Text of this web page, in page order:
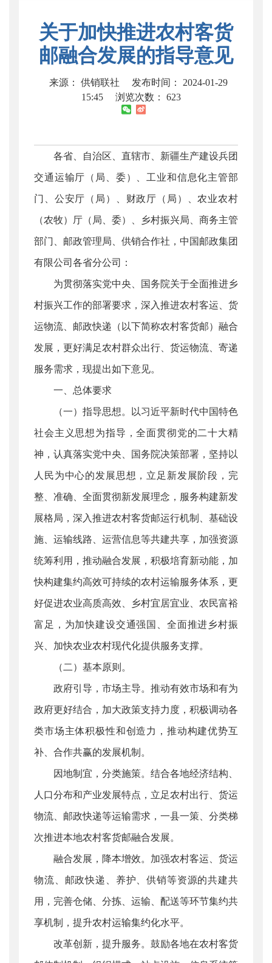
关于加快推进农村客货
邮融合发展的指导意见
来源： 供销联社
发布时间： 2024-01-29
15:45
浏览次数： 623
各省、自治区、直辖市、新疆生产建设兵团
交通运输厅（局、委）、工业和信息化主管部
门、公安厅（局）、财政厅（局）、农业农村
（农牧）厅（局、委）、乡村振兴局、商务主管
部门、邮政管理局、供销合作社，中国邮政集团
有限公司各省分公司：
为贯彻落实党中央、国务院关于全面推进乡
村振兴工作的部署要求，深入推进农村客运、货
运物流、邮政快递（以下简称农村客货邮）融合
发展，更好满足农村群众出行、货运物流、寄递
服务需求，现提出如下意见。
一、总体要求
（一）指导思想。以习近平新时代中国特色
社会主义思想为指导，全面贯彻党的二十大精
神，认真落实党中央、国务院决策部署，坚持以
人民为中心的发展思想，立足新发展阶段，完
整、准确、全面贯彻新发展理念，服务构建新发
展格局，深入推进农村客货邮运行机制、基础设
施、运输线路、运营信息等共建共享，加强资源
统筹利用，推动融合发展，积极培育新动能，加
快构建集约高效可持续的农村运输服务体系，更
好促进农业高质高效、乡村宜居宜业、农民富裕
富足，为加快建设交通强国、全面推进乡村振
兴、加快农业农村现代化提供服务支撑。
（二）基本原则。
政府引导，市场主导。推动有效市场和有为
政府更好结合，加大政策支持力度，积极调动各
类市场主体积极性和创造力，推动构建优势互
补、合作共赢的发展机制。
因地制宜，分类施策。结合各地经济结构、
人口分布和产业发展特点，立足农村出行、货运
物流、邮政快递等运输需求，一县一策、分类梯
次推进本地农村客货邮融合发展。
融合发展，降本增效。加强农村客运、货运
物流、邮政快递、养护、供销等资源的共建共
用，完善仓储、分拣、运输、配送等环节集约共
享机制，提升农村运输集约化水平。
改革创新，提升服务。鼓励各地在农村客货